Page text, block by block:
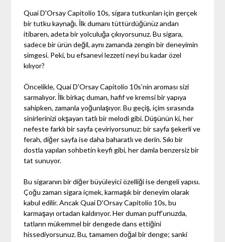
Quai D'Orsay Capitolio 10s, sigara tutkunları için gerçek
bir tutku kaynağı. İlk dumanı tüttürdüğünüz andan
itibaren, adeta bir yolculuğa çıkıyorsunuz. Bu sigara,
sadece bir ürün değil, aynı zamanda zengin bir deneyimin
simgesi. Peki, bu efsanevi lezzeti neyi bu kadar özel
kılıyor?
Öncelikle, Quai D'Orsay Capitolio 10s’nin aroması sizi
sarmalıyor. İlk birkaç duman, hafif ve kremsi bir yapıya
sahipken, zamanla yoğunlaşıyor. Bu geçiş, içim sırasında
sinirlerinizi okşayan tatlı bir melodi gibi. Düşünün ki, her
nefeste farklı bir sayfa çeviriyorsunuz; bir sayfa şekerli ve
ferah, diğer sayfa ise daha baharatlı ve derin. Sıkı bir
dostla yapılan sohbetin keyfi gibi, her damla benzersiz bir
tat sunuyor.
Bu sigaranın bir diğer büyüleyici özelliği ise dengeli yapısı.
Çoğu zaman sigara içmek, karmaşık bir deneyim olarak
kabul edilir. Ancak Quai D'Orsay Capitolio 10s, bu
karmaşayı ortadan kaldırıyor. Her duman puff’unuzda,
tatların mükemmel bir dengede dans ettiğini
hissediyorsunuz. Bu, tamamen doğal bir denge; sanki